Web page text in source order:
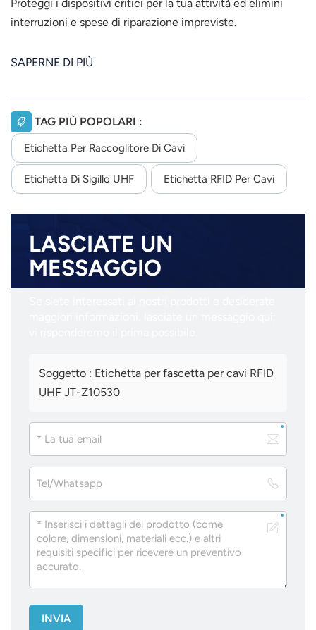
Proteggi i dispositivi critici per la tua attività ed elimini
interruzioni e spese di riparazione impreviste.
SAPERNE DI PIÙ
TAG PIÙ POPOLARI :
Etichetta Per Raccoglitore Di Cavi
Etichetta Di Sigillo UHF Etichetta RFID Per Cavi
LASCIATE UN
MESSAGGIO
Soggetto : Etichetta per fascetta per cavi RFID
UHF JT-Z10530
INVIA